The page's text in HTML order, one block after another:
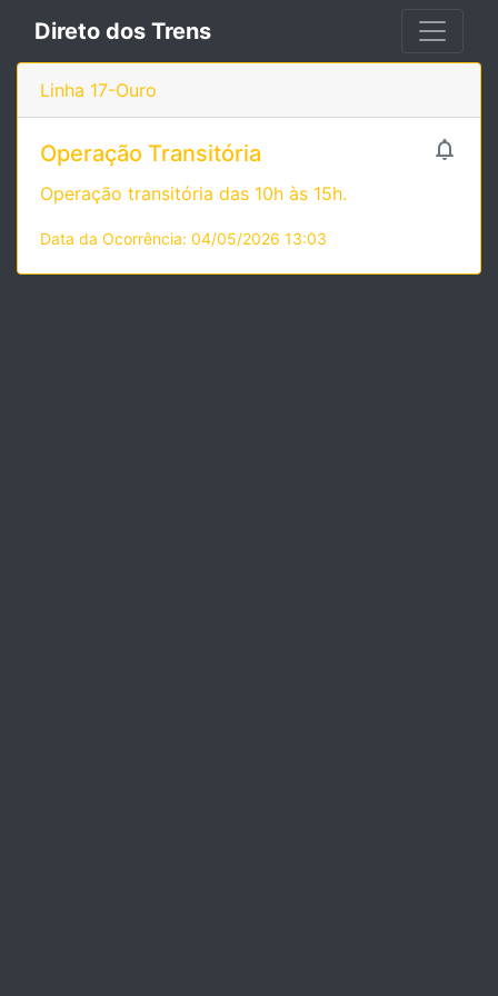
Direto dos Trens
Linha 17-Ouro

Operação Transitória
Operação transitória das 10h às 15h.
Data da Ocorrência: 04/05/2026 13:03